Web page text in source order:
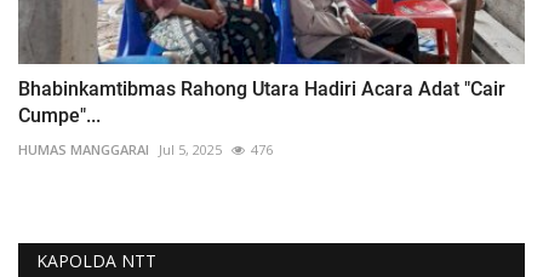
Bhabinkamtibmas Rahong Utara Hadiri Acara Adat "Cair
Cumpe"...
HUMAS MANGGARAI Jul 5, 2025 476
KAPOLDA NTT